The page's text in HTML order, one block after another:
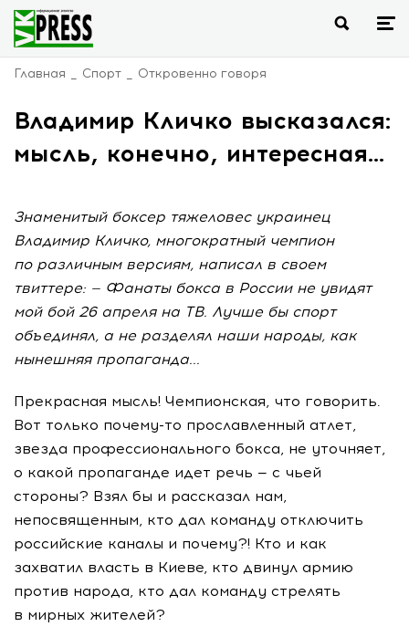
Главная Спорт Откровенно говоря
Владимир Кличко высказался:
мысль, конечно, интересная…
Знаменитый боксер тяжеловес украинец
Владимир Кличко, многократный чемпион
по различным версиям, написал в своем
твиттере: — Фанаты бокса в России не увидят
мой бой 26 апреля на ТВ. Лучше бы спорт
объединял, а не разделял наши народы, как
нынешняя пропаганда...
Прекрасная мысль! Чемпионская, что говорить.
Вот только почему-то прославленный атлет,
звезда профессионального бокса, не уточняет,
о какой пропаганде идет речь — с чьей
стороны? Взял бы и рассказал нам,
непосвященным, кто дал команду отключить
российские каналы и почему?! Кто и как
захватил власть в Киеве, кто двинул армию
против народа, кто дал команду стрелять
в мирных жителей?